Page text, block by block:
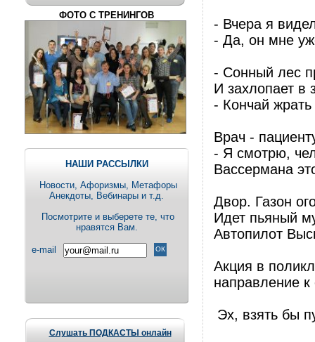
ФОТО С ТРЕНИНГОВ
НАШИ РАССЫЛКИ
Новости, Aфоризмы, Метафоры
Анекдоты, Вебинары и т.д.
Посмотрите и выберете те, что
нравятся Вам.
e-mail
Слушать ПОДКАСТЫ онлайн
- Вчера я
- Да, он мне
- Сонный лес
И захлопает в
- Кончай
Врач -
- Я смотрю,
Вассермана
Двор. Газон
Идет пьяный
Автопилот
Акция в
направление к
Эх, взять бы